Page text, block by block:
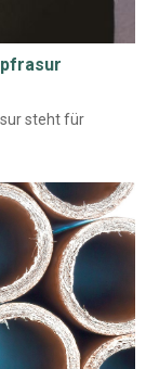
steht für